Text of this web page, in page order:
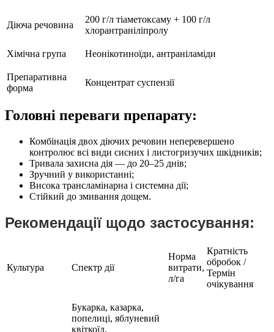
Діюча речовина
200 г/л тіаметоксаму + 100 г/л
хлорантраніліпролу
Хімічна група Неонікотиноїди, антраніламіди
Препаративна
форма
Концентрат суспензії
Головні переваги препарату:
Комбінація двох діючих речовин неперевершено
контролює всі види сисних і листогризучих шкідників;
Тривала захисна дія — до 20–25 днів;
Зручний у використанні;
Висока трансламінарна і системна дії;
Стійкий до змивання дощем.
Рекомендації щодо застосування:
Культура Спектр дії
Норма
витрати,
л/га
Кратність
обробок /
Термін
очікування
Букарка, казарка,
попелиці, яблуневий
квіткоїд,